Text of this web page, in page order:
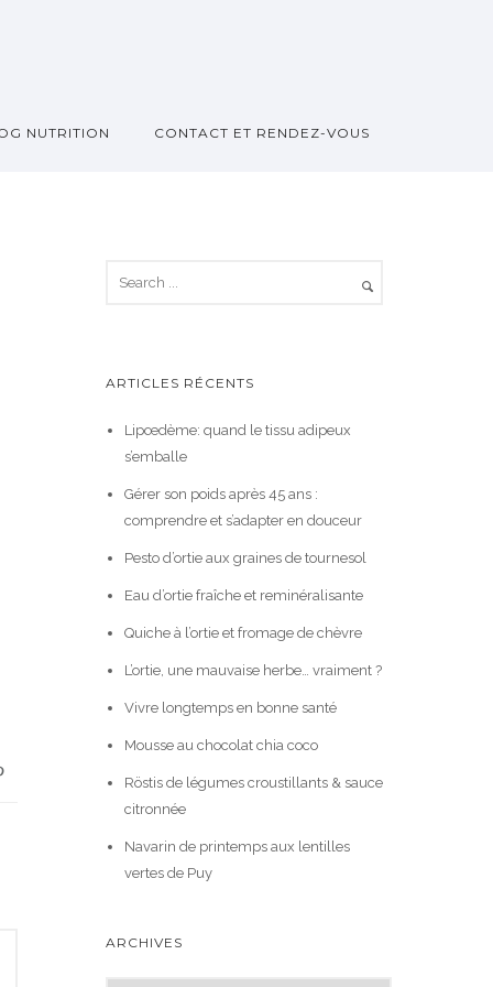
NUTRITION CONTACT ET RENDEZ-VOUS
ARTICLES RÉCENTS
Lipœdème: quand le tissu adipeux
s’emballe
Gérer son poids après 45 ans :
comprendre et s’adapter en douceur
Pesto d’ortie aux graines de tournesol
Eau d’ortie fraîche et reminéralisante
Quiche à l’ortie et fromage de chèvre
L’ortie, une mauvaise herbe… vraiment ?
Vivre longtemps en bonne santé
Mousse au chocolat chia coco
Röstis de légumes croustillants & sauce
citronnée
Navarin de printemps aux lentilles
vertes de Puy
ARCHIVES